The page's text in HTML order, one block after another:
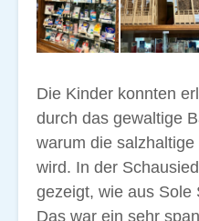
Die Kinder konnten
durch das gewaltige
warum die
wird. In der
gezeigt, wie aus Sole
Das war ein sehr